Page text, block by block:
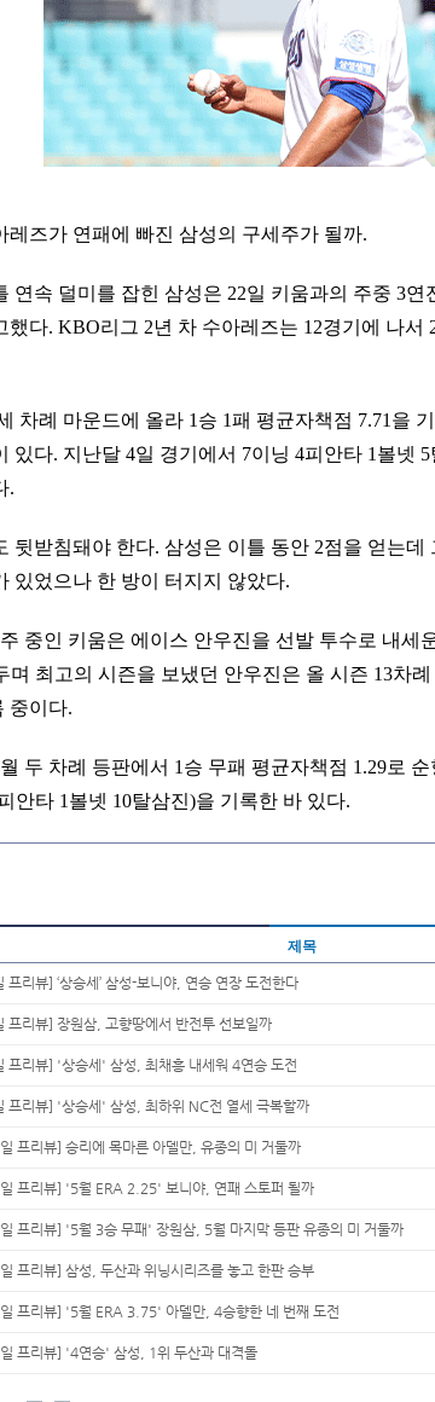
레즈가 연패에 빠진 삼성의 구세주가 될까.
연속 덜미를 잡힌 삼성은 22일 키움과의 주중 3
했다. KBO리그 2년 차 수아레즈는 12경기에 나서
차례 마운드에 올라 1승 1패 평균자책점 7.71을
있다. 지난달 4일 경기에서 7이닝 4피안타 1볼넷
.
뒷받침돼야 한다. 삼성은 이틀 동안 2점을 얻는데
있었으나 한 방이 터지지 않았다.
중인 키움은 에이스 안우진을 선발 투수로 내세
며 최고의 시즌을 보냈던 안우진은 올 시즌 13차
중이다.
두 차례 등판에서 1승 무패 평균자책점 1.29로 순
안타 1볼넷 10탈삼진)을 기록한 바 있다.
제목
프리뷰] ‘상승세’ 삼성-보니야, 연승 연장 도전한다
프리뷰] 장원삼, 고향땅에서 반전투 선보일까
프리뷰] '상승세' 삼성, 최채흥 내세워 4연승 도전
프리뷰] '상승세' 삼성, 최하위 NC전 열세 극복할까
프리뷰] 승리에 목마른 아델만, 유종의 미 거둘까
프리뷰] '5월 ERA 2.25' 보니야, 연패 스토퍼 될까
프리뷰] '5월 3승 무패' 장원삼, 5월 마지막 등판 유종의 미 거둘까
프리뷰] 삼성, 두산과 위닝시리즈를 놓고 한판 승부
프리뷰] '5월 ERA 3.75' 아델만, 4승향한 네 번째 도전
프리뷰] '4연승' 삼성, 1위 두산과 대격돌